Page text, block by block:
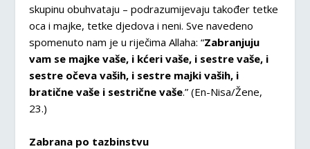
skupinu obuhvataju – podrazumijevaju također tetke
oca i majke, tetke djedova i neni. Sve navedeno
spomenuto nam je u riječima Allaha: “Zabranjuju
vam se majke vaše, i kćeri vaše, i sestre vaše, i
sestre očeva vaših, i sestre majki vaših, i
bratične vaše i sestrične vaše.” (En-Nisa/Žene,
23.)
Zabrana po tazbinstvu